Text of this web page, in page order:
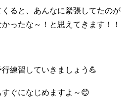
ると、あんなに緊張してたのが
ったな～！と思えてきます！！
練習していきましょう💪
ぐになじめますよ～😊